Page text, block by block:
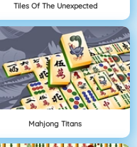
Tiles Of The Unexpected
Mahjong Titans